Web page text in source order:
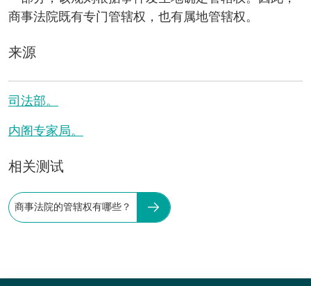
商事法院既有专门管辖权，也有属地管辖权。
来源
司法部。
内阁专家局。
相关测试
商事法院的管辖权有哪些？